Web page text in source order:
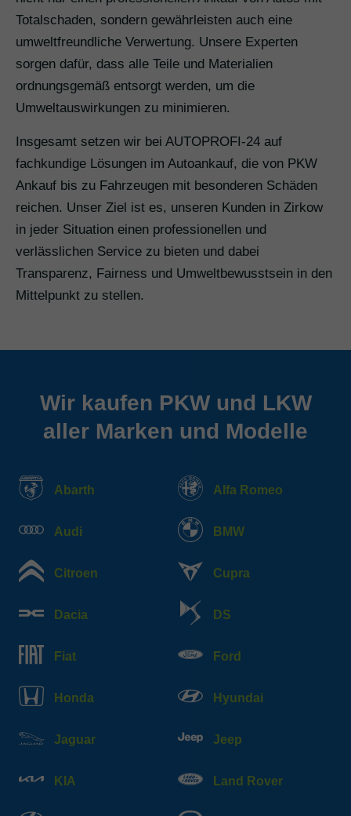
Totalschaden, sondern gewährleisten auch eine
umweltfreundliche Verwertung. Unsere Experten
sorgen dafür, dass alle Teile und Materialien
ordnungsgemäß entsorgt werden, um die
Umweltauswirkungen zu minimieren.
Insgesamt setzen wir bei AUTOPROFI-24 auf
fachkundige Lösungen im Autoankauf, die von PKW
Ankauf bis zu Fahrzeugen mit besonderen Schäden
reichen. Unser Ziel ist es, unseren Kunden in Zirkow
in jeder Situation einen professionellen und
verlässlichen Service zu bieten und dabei
Transparenz, Fairness und Umweltbewusstsein in den
Mittelpunkt zu stellen.
Wir kaufen PKW und LKW
aller Marken und Modelle
Abarth Alfa Romeo
Audi BMW
Citroen Cupra
Dacia DS
Fiat Ford
Honda Hyundai
Jaguar Jeep
KIA Land Rover